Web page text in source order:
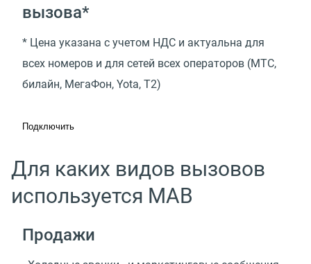
вызова*
* Цена указана с учетом НДС и актуальна для
всех номеров и для сетей всех операторов (МТС,
билайн, МегаФон, Yota, T2)
Подключить
Для каких видов вызовов
используется МАВ
Продажи